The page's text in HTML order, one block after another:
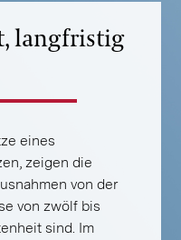
langfristig
eines
zeigen die
von der
von zwölf bis
sind. Im